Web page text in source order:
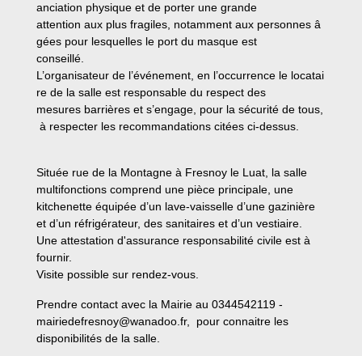
anciation physique et de porter une grande
attention aux plus fragiles, notamment aux personnes â
gées pour lesquelles le port du masque est
conseillé.
L’organisateur de l’événement, en l’occurrence le locatai
re de la salle est responsable du respect des
mesures barrières et s’engage, pour la sécurité de tous,
à respecter les recommandations citées ci-dessus.
Située rue de la Montagne à Fresnoy le Luat, la salle
multifonctions comprend une pièce principale, une
kitchenette équipée d’un lave-vaisselle d’une gazinière
et d’un réfrigérateur, des sanitaires et d’un vestiaire.
Une attestation d'assurance responsabilité civile est à
fournir.
Visite possible sur rendez-vous.
Prendre contact avec la Mairie au 0344542119 -
mairiedefresnoy@wanadoo.fr, pour connaitre les
disponibilités de la salle.